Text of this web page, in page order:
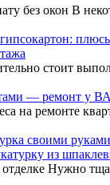
без окон В
стоит
— ремонт у
на ремонте
своими
из
Нужно